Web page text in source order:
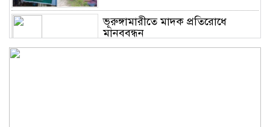
ভূরুঙ্গামারীতে মাদক প্রতিরোধে
মানববন্ধন